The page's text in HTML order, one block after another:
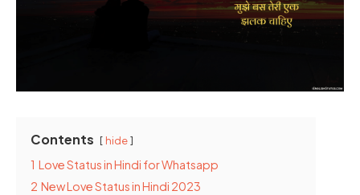
Contents hide
1 Love Status in Hindi for Whatsapp
2 New Love Status in Hindi 2023